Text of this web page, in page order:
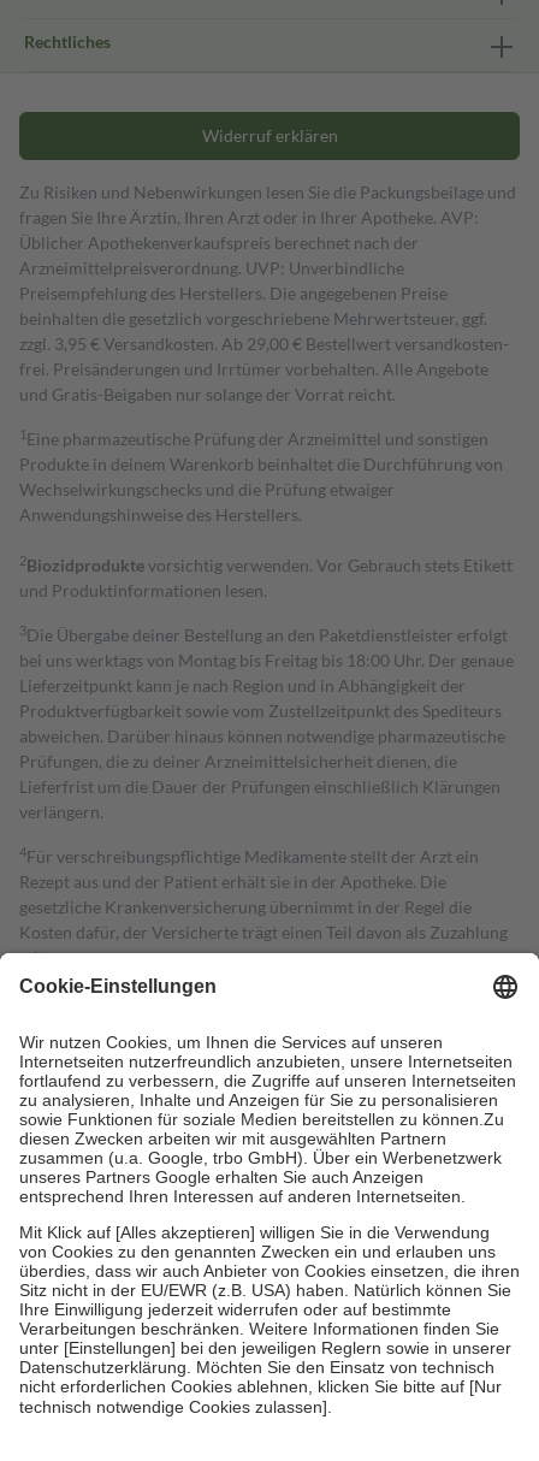
Rechtliches
Widerruf erklären
Zu Risiken und Nebenwirkungen lesen Sie die Packungsbeilage und
fragen Sie Ihre Ärztin, Ihren Arzt oder in Ihrer Apotheke. AVP:
Üblicher Apothekenverkaufspreis berechnet nach der
Arzneimittelpreisverordnung. UVP: Unverbindliche
Preisempfehlung des Herstellers. Die angegebenen Preise
beinhalten die gesetzlich vorgeschriebene Mehrwertsteuer, ggf.
zzgl. 3,95 € Versandkosten. Ab 29,00 € Bestell­wert versand­kosten­
frei. Preisänderungen und Irrtümer vorbehalten. Alle Angebote
und Gratis-Beigaben nur solange der Vorrat reicht.
1 Eine pharmazeutische Prüfung der Arzneimittel und sonstigen
Produkte in deinem Warenkorb beinhaltet die Durchführung von
Wechselwirkungschecks und die Prüfung etwaiger
Anwendungshinweise des Herstellers.
2Biozidproduktevorsichtig verwenden. Vor Gebrauch stets Etikett
und Produktinformationen lesen.
3Die Übergabe deiner Bestellung an den Paketdienstleister erfolgt
bei uns werktags von Montag bis Freitag bis 18:00 Uhr. Der genaue
Lieferzeitpunkt kann je nach Region und in Abhängigkeit der
Produktverfügbarkeit sowie vom Zustellzeitpunkt des Spediteurs
abweichen. Darüber hinaus können notwendige pharmazeutische
Prüfungen, die zu deiner Arzneimittelsicherheit dienen, die
Lieferfrist um die Dauer der Prüfungen einschließlich Klärungen
verlängern.
4Für verschreibungspflichtige Medikamente stellt der Arzt ein
Rezept aus und der Patient erhält sie in der Apotheke. Die
gesetzliche Krankenversicherung übernimmt in der Regel die
Kosten dafür, der Versicherte trägt einen Teil davon als Zuzahlung
mit.
Grundsätzlich leisten Mitglieder Zuzahlungen in Höhe von zehn
höchstens zehn Euro.
Es sind jedoch nie mehr als die tatsächlichen
Kosten der Leistung zu entrichten.
Diese Regeln gelten grundsätzlich auch für Online-Apotheken.
Bei Heilmitteln und häuslicher Krankenpflege beträgt die
Zuzahlung zehn Prozent der Kosten sowie zehn Euro je
Verordnung.
Um das Engagement der Versicherten für ihre eigene Gesundheit zu
stärken und die besondere Stellung der Familie zu unterstützen,
fallenkeine Zuzahlungenan bei:
• Kindern und Jugendlichen bis zum vollendeten 18. Lebensjahr
mit Ausnahme der Fahrkosten
• Untersuchungen zur Vorsorge und Früherkennung, die von der
GKV getragen werden
• empfohlenen Schutzimpfungen
• Harn- und Blutteststreifen